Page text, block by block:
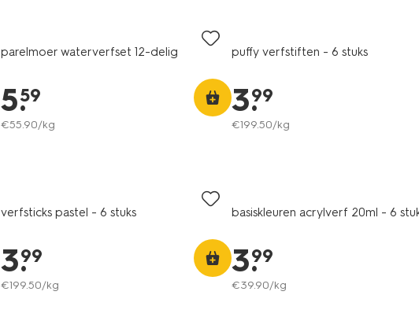
parelmoer waterverfset 12-delig
5.
59
€55.90/kg
puffy verfstiften - 6 stuks
3.
99
€199.50/kg
verfsticks pastel - 6 stuks
3.
99
€199.50/kg
basiskleuren acrylverf 20ml - 6
3.
99
€39.90/kg